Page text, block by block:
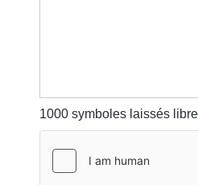
1000 symboles laissés